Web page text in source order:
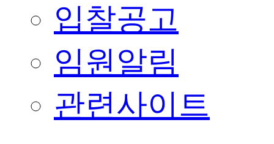
입찰공고
임원알림
관련사이트